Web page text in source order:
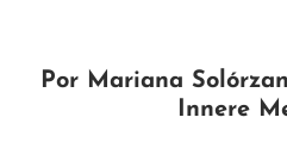
Por Mariana
Innere